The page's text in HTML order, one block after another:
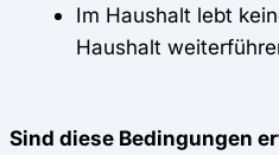
Im Haushalt lebt
Haushalt
Sind diese Bedingungen